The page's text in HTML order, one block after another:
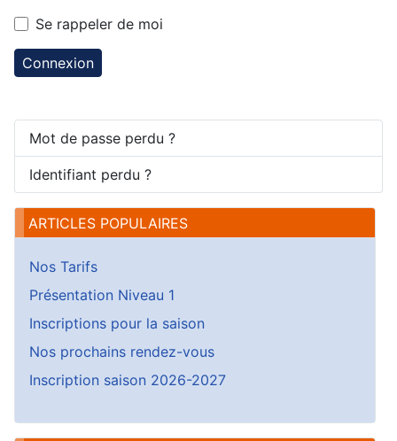
Se rappeler de moi
Connexion
Mot de passe perdu ?
Identifiant perdu ?
ARTICLES POPULAIRES
Nos Tarifs
Présentation Niveau 1
Inscriptions pour la saison
Nos prochains rendez-vous
Inscription saison 2026-2027